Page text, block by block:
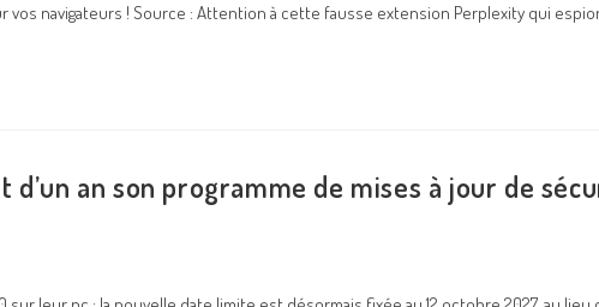
navigateurs ! Source : Attention à cette fausse extension Perplexity qui
an son programme de mises à jour de